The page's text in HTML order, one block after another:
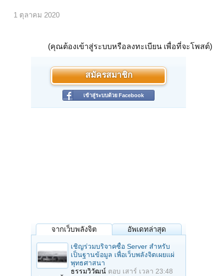
1 ตุลาคม 2020
(คุณต้องเข้าสู่ระบบหรือลงทะเบียน เพื่อที่จะโพสต์)
สมัครสมาชิก
เข้าสู่ระบบด้วย Facebook
จากเว็บพลังจิต อัพเดทล่าสุด
เชิญร่วมบริจาคซื้อ Server สำหรับ
เป็นฐานข้อมูล เพื่อเว็บพลังจิตเผยแผ่
พุทธศาสนา
ธรรมวิวัฒน์ ตอบ เสาร์ เวลา 23:48